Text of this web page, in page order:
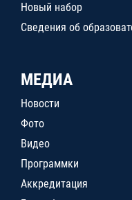
Новый набор
Сведения об
МЕДИА
Новости
Фото
Видео
Программки
Аккредитация